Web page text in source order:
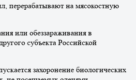
перерабатывают на мясокостную
или обеззараживания в
субъекта Российской
захоронение биологических